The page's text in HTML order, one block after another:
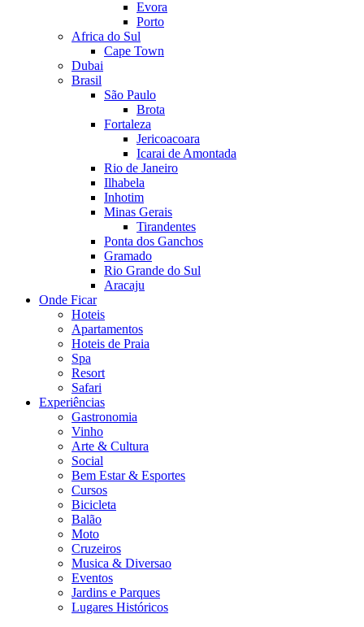
Evora
Porto
Africa do Sul
Cape Town
Dubai
Brasil
São Paulo
Brota
Fortaleza
Jericoacoara
Icarai de Amontada
Rio de Janeiro
Ilhabela
Inhotim
Minas Gerais
Tirandentes
Ponta dos Ganchos
Gramado
Rio Grande do Sul
Aracaju
Onde Ficar
Hoteis
Apartamentos
Hoteis de Praia
Spa
Resort
Safari
Experiências
Gastronomia
Vinho
Arte & Cultura
Social
Bem Estar & Esportes
Cursos
Bicicleta
Balão
Moto
Cruzeiros
Musica & Diversao
Eventos
Jardins e Parques
Lugares Históricos